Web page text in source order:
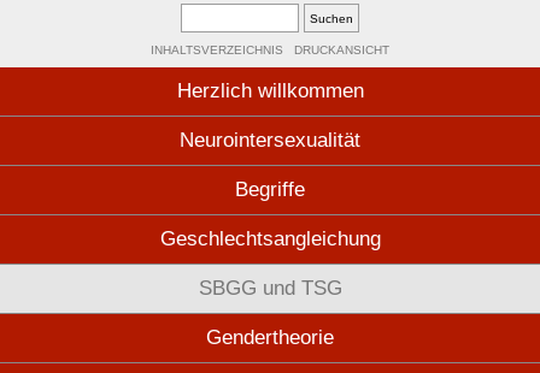
INHALTSVERZEICHNIS DRUCKANSICHT
Herzlich willkommen
Neurointersexualität
Begriffe
Geschlechtsangleichung
SBGG und TSG
Gendertheorie